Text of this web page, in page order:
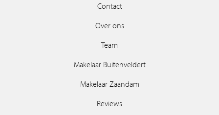
Contact
Over ons
Team
Makelaar Buitenveldert
Makelaar Zaandam
Reviews